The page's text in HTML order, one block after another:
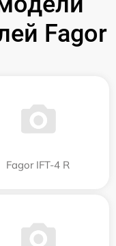
Fagor
Fagor IFT-4 R